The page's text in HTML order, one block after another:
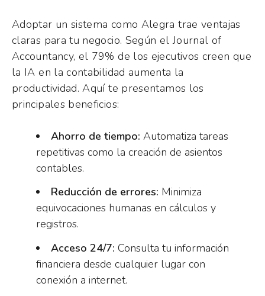
Adoptar un sistema como Alegra trae ventajas
claras para tu negocio. Según el Journal of
Accountancy, el 79% de los ejecutivos creen que
la IA en la contabilidad aumenta la
productividad. Aquí te presentamos los
principales beneficios:
Ahorro de tiempo: Automatiza tareas
repetitivas como la creación de asientos
contables.
Reducción de errores: Minimiza
equivocaciones humanas en cálculos y
registros.
Acceso 24/7: Consulta tu información
financiera desde cualquier lugar con
conexión a internet.